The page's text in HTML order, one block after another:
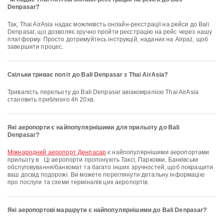
Denpasar?
Так, Thai AirAsia надає можливість онлайн-реєстрації на рейси до Bali
Denpasar, що дозволяє зручно пройти реєстрацію на рейс через нашу
платформу. Просто дотримуйтесь інструкцій, наданих на Airpaz, щоб
завершити процес.
Скільки триває політ до Bali Denpasar з Thai AirAsia?
Тривалість перельоту до Bali Denpasar авіакомpanією Thai AirAsia
становить приблизно 4h 20хв.
Які аеропорти є найпопулярнішими для прильоту до Bali
Denpasar?
Міжнародний аеропорт Денпасар є найпопулярнішими аеропортами
прильоту в . Ці аеропорти пропонують Таксі, Парковки, Банківське
обслуговування/банкомат та багато інших зручностей, щоб покращити
ваш досвід подорожі. Ви можете переглянути детальну інформацію
про послуги та схеми терміналів цих аеропортів.
Які аеропортові маршрути є найпопулярнішими до Bali Denpasar?